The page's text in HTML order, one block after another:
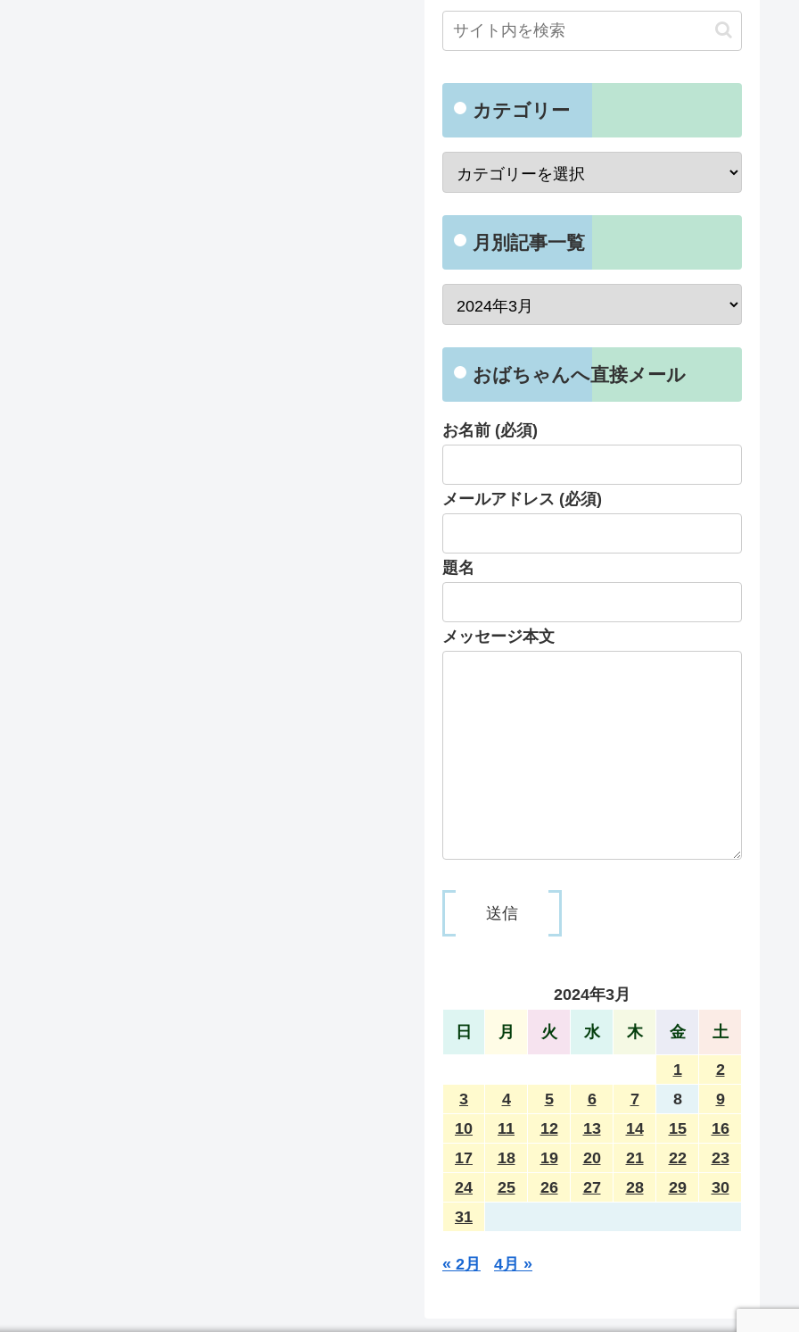
カテゴリー
月別記事一覧
おばちゃんへ直接メール
お名前 (必須)
メールアドレス (必須)
題名
メッセージ本文
2024年3月
日 月 火 水 木 金 土
1
2
3
4 5 6 7 8
9
10
11 12 13 14 15
16
17
18 19 20 21 22
23
24
25 26 27 28 29
30
31
« 2月 4月 »